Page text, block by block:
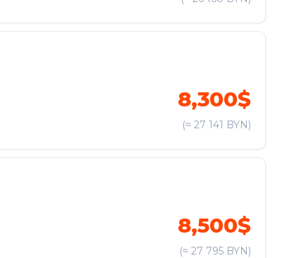
8,300$
(≈ 27 141 BYN)
8,500$
(≈ 27 795 BYN)